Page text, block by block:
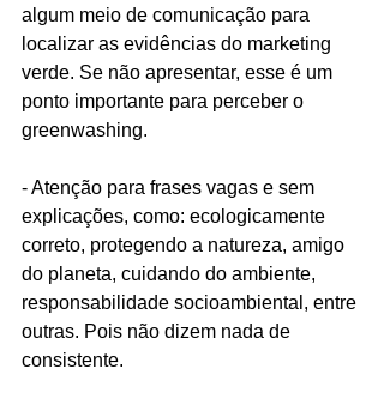
algum meio de comunicação para
localizar as evidências do marketing
verde. Se não apresentar, esse é um
ponto importante para perceber o
greenwashing.
- Atenção para frases vagas e sem
explicações, como: ecologicamente
correto, protegendo a natureza, amigo
do planeta, cuidando do ambiente,
responsabilidade socioambiental, entre
outras. Pois não dizem nada de
consistente.